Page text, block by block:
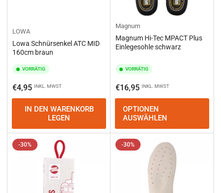
LOWA
Lowa Schnürsenkel ATC MID
160cm braun
VORRÄTIG
Normaler
Preis
€4,95 INKL. MWST
IN DEN WARENKORB
LEGEN
Magnum
Magnum Hi-Tec MPACT Plus
Einlegesohle schwarz
VORRÄTIG
Normaler
Preis
€16,95 INKL. MWST
OPTIONEN
AUSWÄHLEN
-30% -30%